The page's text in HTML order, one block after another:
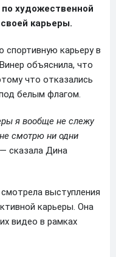
художественной
карьеры.
карьеру в
объяснила, что
что отказались
белым флагом.
я вообще не слежу
смотрю ни одни
сказала Дина
выступления
карьеры. Она
видео в рамках